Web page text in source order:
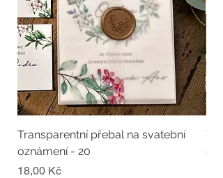
Transparentní přebal na svatební
oznámení - 20
Cena
18,00 Kč